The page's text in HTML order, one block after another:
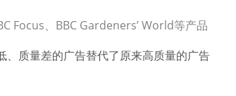
Focus、BBC Gardeners’ World等产品
质量差的广告替代了原来高质量的广告